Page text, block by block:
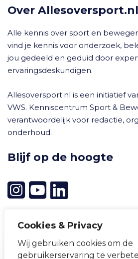
Cookies & Privacy
Wij gebruiken cookies om de
gebruikerservaring te
Betrouwbare kennis
ontvangen?
Over Allesoversport.nl
Alle kennis over sport en
vind je kennis voor onderzoek,
jou gedeeld en geduid door
ervaringsdeskundigen.
Allesoversport.nl is een initiatief
VWS. Kenniscentrum Sport &
verantwoordelijk voor redactie,
onderhoud.
Blijf op de hoogte
Cookievoorkeuren
Privacyverklaring
Cookieverklaring